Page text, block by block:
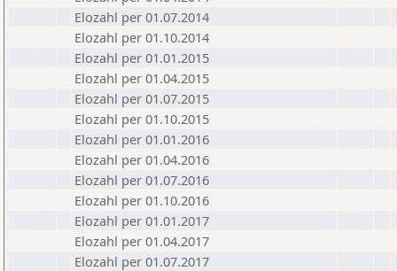
Elozahl per 01.07.2014
Elozahl per 01.10.2014
Elozahl per 01.01.2015
Elozahl per 01.04.2015
Elozahl per 01.07.2015
Elozahl per 01.10.2015
Elozahl per 01.01.2016
Elozahl per 01.04.2016
Elozahl per 01.07.2016
Elozahl per 01.10.2016
Elozahl per 01.01.2017
Elozahl per 01.04.2017
Elozahl per 01.07.2017